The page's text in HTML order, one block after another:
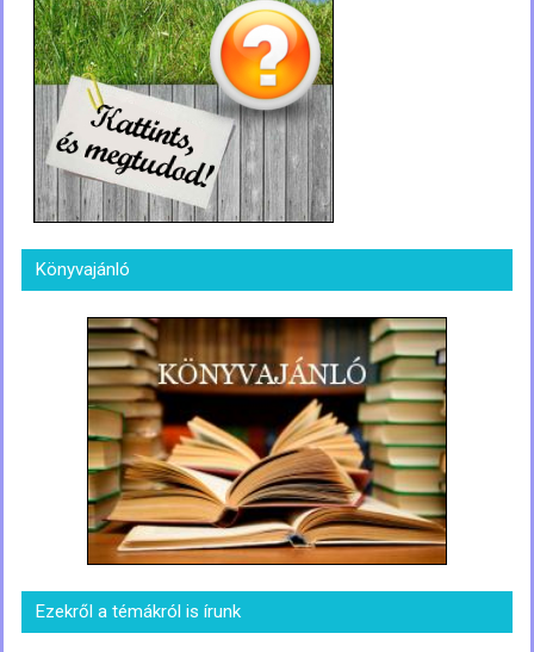
Könyvajánló
Ezekről a témákról is írunk